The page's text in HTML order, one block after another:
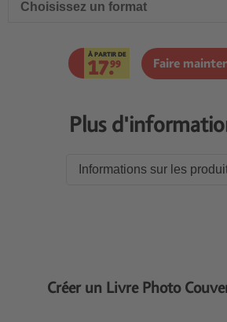
Choisissez un format
À PARTIR DE
17.99 Faire
Plus
Informations sur les
Créer un Livre Photo